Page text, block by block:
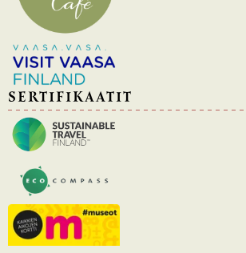
SERTIFIKAATIT